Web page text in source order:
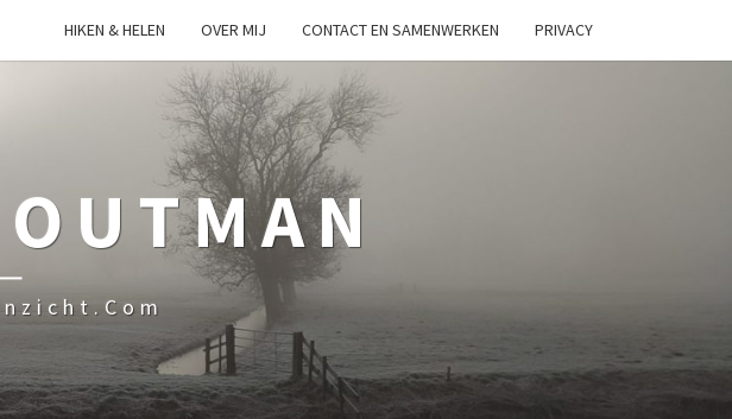
HIKEN & HELEN OVER MIJ CONTACT EN SAMENWERKEN PRIVACY